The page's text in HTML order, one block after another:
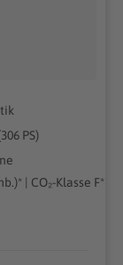
PS)
| CO₂-Klasse F*